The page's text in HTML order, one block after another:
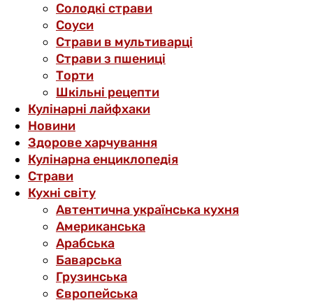
Солодкі страви
Соуси
Страви в мультиварці
Страви з пшениці
Торти
Шкільні рецепти
Кулінарні лайфхаки
Новини
Здорове харчування
Кулінарна енциклопедія
Страви
Кухні світу
Автентична українська кухня
Американська
Арабська
Баварська
Грузинська
Європейська